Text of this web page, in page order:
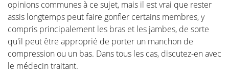
opinions communes à ce sujet, mais il est vrai que rester
assis longtemps peut faire gonfler certains membres, y
compris principalement les bras et les jambes, de sorte
qu'il peut être approprié de porter un manchon de
compression ou un bas. Dans tous les cas, discutez-en avec
le médecin traitant.